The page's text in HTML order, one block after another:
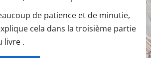
de patience et de minutie,
cela dans la troisième partie
livre .